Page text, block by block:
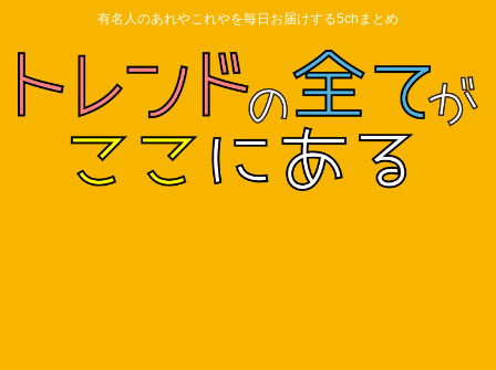
有名人のあれやこれやを毎日お届けする5chまとめ